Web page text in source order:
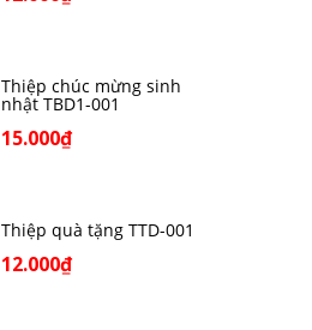
Thiệp chúc mừng sinh
nhật TBD1-001
15.000₫
Thiệp quà tặng TTD-001
12.000₫